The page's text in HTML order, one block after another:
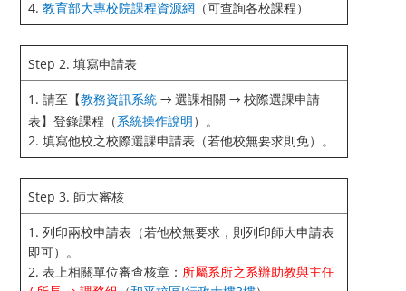
4. 教育部大專校院課程資源網 （可查詢各校課程）
Step 2. 填寫申請表
1. 請至【教務資訊系統 → 選課相關 → 校際選課申請
表】登錄課程（系統操作說明）。
2. 填寫他校之校際選課申請表（若他校無要求則免）。
Step 3. 師大審核
1. 列印兩校申請表（若他校無要求，則列印師大申請表
即可）。
2. 表上相關單位審查核章： 所屬系所之系辦助教與主任